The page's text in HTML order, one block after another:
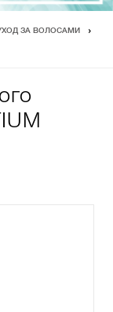
ЗА ВОЛОСАМИ